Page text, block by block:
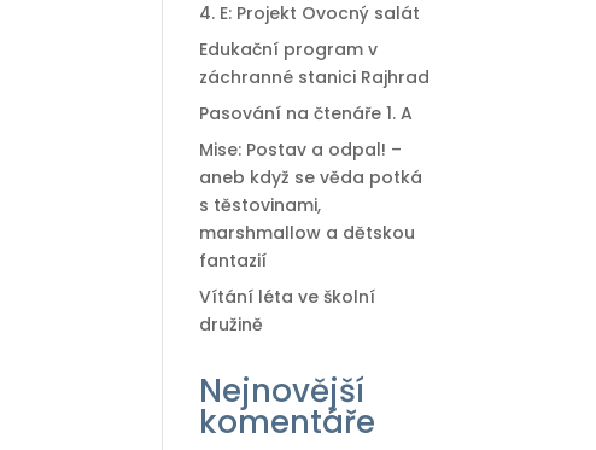
4. E: Projekt Ovocný salát
Edukační program v
záchranné stanici Rajhrad
Pasování na čtenáře 1. A
Mise: Postav a odpal! –
aneb když se věda potká
s těstovinami,
marshmallow a dětskou
fantazií
Vítání léta ve školní
družině
Nejnovější
komentáře